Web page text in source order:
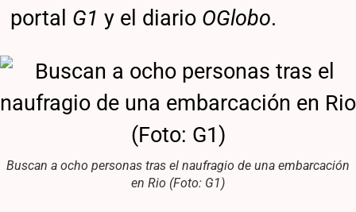
portal G1y el diario OGlobo.
Buscan a ocho personas tras el naufragio de una embarcación
en Rio (Foto: G1)